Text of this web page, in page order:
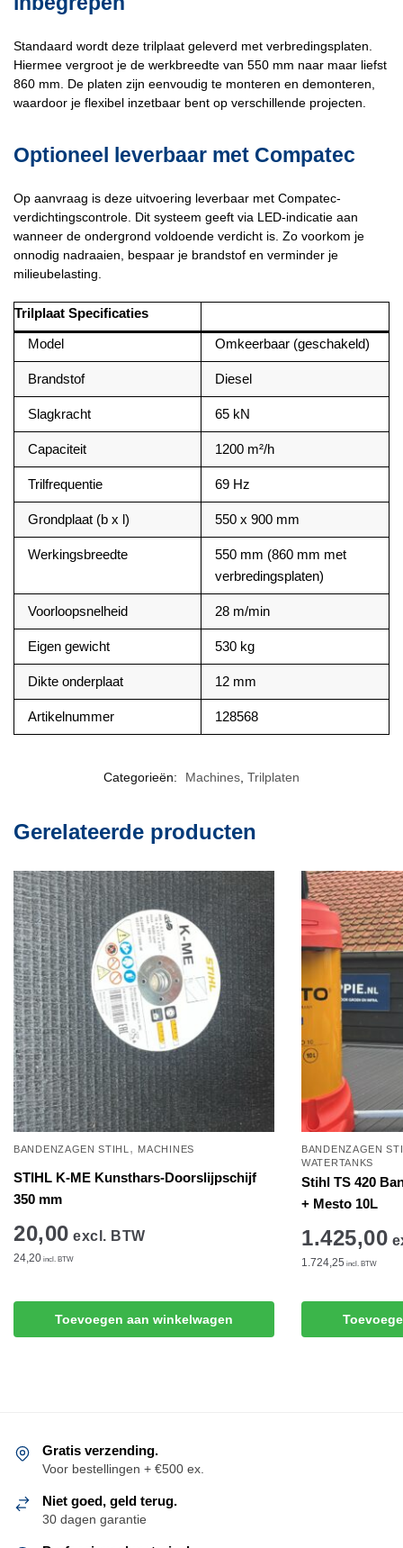
Standaard wordt deze trilplaat geleverd met verbredingsplaten.
Hiermee vergroot je de werkbreedte van 550 mm naar maar liefst
860 mm. De platen zijn eenvoudig te monteren en demonteren,
waardoor je flexibel inzetbaar bent op verschillende projecten.
Optioneel leverbaar met Compatec
Op aanvraag is deze uitvoering leverbaar met Compatec-
verdichtingscontrole. Dit systeem geeft via LED-indicatie aan
wanneer de ondergrond voldoende verdicht is. Zo voorkom je
onnodig nadraaien, bespaar je brandstof en verminder je
milieubelasting.
Trilplaat Specificaties
Model
Omkeerbaar (geschakeld)
Brandstof Diesel
Slagkracht 65 kN
Capaciteit 1200 m²/h
Trilfrequentie 69 Hz
Grondplaat (b x l) 550 x 900 mm
Werkingsbreedte
550 mm (860 mm met
verbredingsplaten)
Voorloopsnelheid 28 m/min
Eigen gewicht 530 kg
Dikte onderplaat 12 mm
Artikelnummer 128568
Categorieën: Machines, Trilplaten
Gerelateerde producten
BANDENZAGEN STIHL , MACHINES
STIHL K-ME Kunsthars-Doorslijpschijf
350 mm
20,00 excl. BTW
24,20 incl. BTW
Toevoegen aan winkelwagen
BANDENZAGEN
WATERTANKS
Stihl TS 420
+ Mesto 10L
1.425,00
1.724,25 incl. BTW
Gratis verzending.
Voor bestellingen + €500 ex.
Niet goed, geld terug.
30 dagen garantie